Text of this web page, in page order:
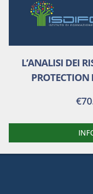
L’ANALISI DEI
PROTECTION
€